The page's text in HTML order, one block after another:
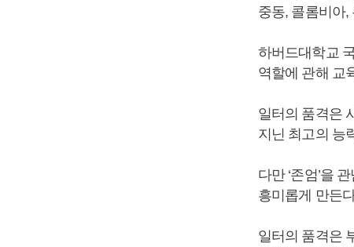
중동, 콜롬비아,
하버드대학교
역할에 관해 교
일터의 품격은
지닌 최고의 능
다만 ‘존엄’을
흥미롭게 만든
일터의 품격은